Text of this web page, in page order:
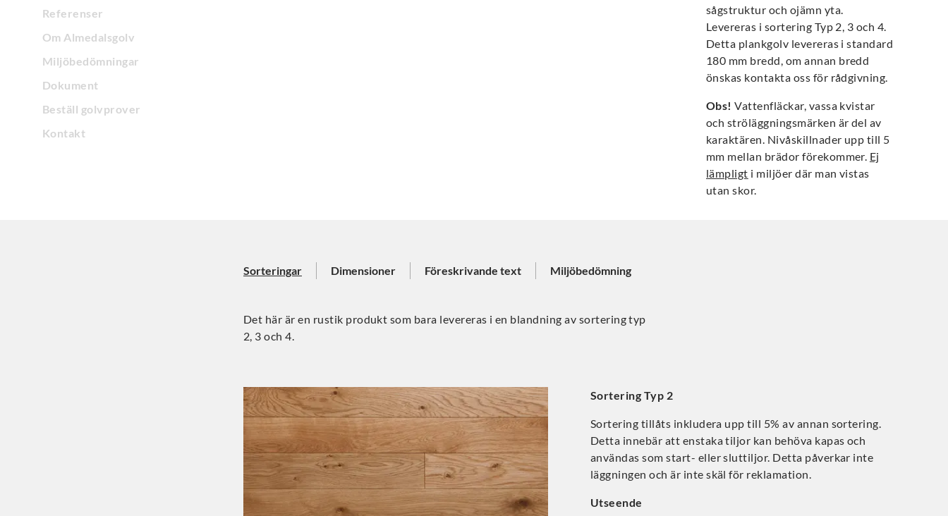
Referenser
Om Almedalsgolv
Miljöbedömningar
Dokument
Beställ golvprover
Kontakt
sågstruktur och ojämn yta.
Levereras i sortering Typ 2, 3 och 4.
Detta plankgolv levereras i standard
180 mm bredd, om annan bredd
önskas kontakta oss för rådgivning.
Obs! Vattenfläckar, vassa kvistar
och ströläggningsmärken är del av
karaktären. Nivåskillnader upp till 5
mm mellan brädor förekommer. Ej
lämpligt i miljöer där man vistas
utan skor.
Sorteringar Dimensioner Föreskrivande text Miljöbedömning
Det här är en rustik produkt som bara levereras i en blandning av sortering typ
2, 3 och 4.
Sortering Typ 2
Sortering tillåts inkludera upp till 5% av annan sortering.
Detta innebär att enstaka tiljor kan behöva kapas och
användas som start- eller sluttiljor. Detta påverkar inte
läggningen och är inte skäl för reklamation.
Utseende